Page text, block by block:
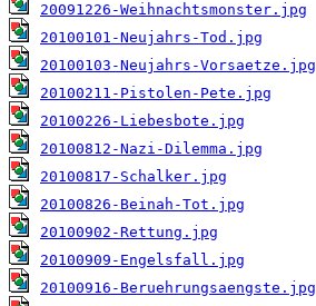
20091226-Weihnachtsmonster.jpg
20100101-Neujahrs-Tod.jpg
20100103-Neujahrs-Vorsaetze.jpg
20100211-Pistolen-Pete.jpg
20100226-Liebesbote.jpg
20100812-Nazi-Dilemma.jpg
20100817-Schalker.jpg
20100826-Beinah-Tot.jpg
20100902-Rettung.jpg
20100909-Engelsfall.jpg
20100916-Beruehrungsaengste.jpg